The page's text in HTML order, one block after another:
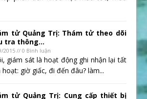
tử Quảng Trị: Thám tử theo dõi
tra thông...
2015 // 0 Bình luận
giám sát là hoạt động ghi nhận lại tất
giờ giấc, đi đến đâu? làm...
tử Quảng Trị: Cung cấp thiết bị